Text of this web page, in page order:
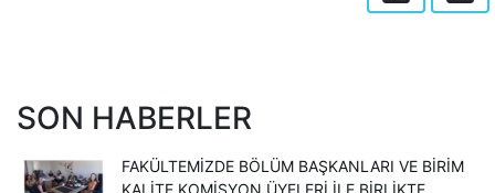
SON HABERLER
FAKÜLTEMIZDE BÖLÜM BAŞKANLARI VE BIRIM